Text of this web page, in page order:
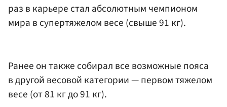
раз в карьере стал абсолютным чемпионом
мира в супертяжелом весе (свыше 91 кг).
Ранее он также собирал все возможные пояса
в другой весовой категории — первом тяжелом
весе (от 81 кг до 91 кг).